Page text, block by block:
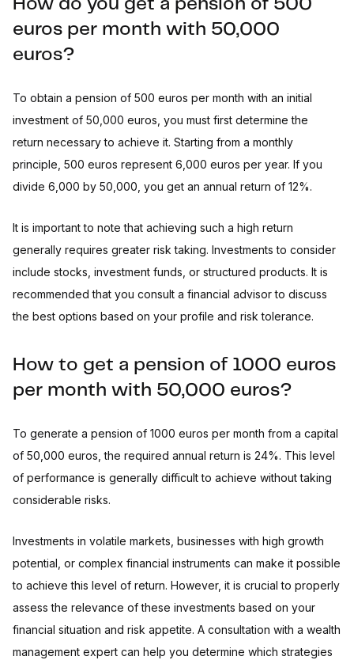
How do you get a pension of 500
euros per month with 50,000
euros?
To obtain a pension of 500 euros per month with an initial
investment of 50,000 euros, you must first determine the
return necessary to achieve it. Starting from a monthly
principle, 500 euros represent 6,000 euros per year. If you
divide 6,000 by 50,000, you get an annual return of 12%.
It is important to note that achieving such a high return
generally requires greater risk taking. Investments to consider
include stocks, investment funds, or structured products. It is
recommended that you consult a financial advisor to discuss
the best options based on your profile and risk tolerance.
How to get a pension of 1000 euros
per month with 50,000 euros?
To generate a pension of 1000 euros per month from a capital
of 50,000 euros, the required annual return is 24%. This level
of performance is generally difficult to achieve without taking
considerable risks.
Investments in volatile markets, businesses with high growth
potential, or complex financial instruments can make it possible
to achieve this level of return. However, it is crucial to properly
assess the relevance of these investments based on your
financial situation and risk appetite. A consultation with a wealth
management expert can help you determine which strategies